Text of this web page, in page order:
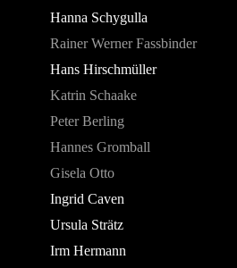
Hanna Schygulla
Rainer Werner Fassbinder
Hans Hirschmüller
Katrin Schaake
Peter Berling
Hannes Gromball
Gisela Otto
Ingrid Caven
Ursula Strätz
Irm Hermann